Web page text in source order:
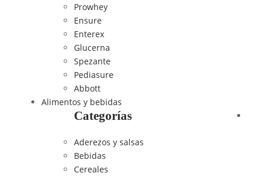
Prowhey
Ensure
Enterex
Glucerna
Spezante
Pediasure
Abbott
Alimentos y bebidas
Categorías
Aderezos y salsas
Bebidas
Cereales